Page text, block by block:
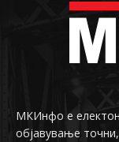
МКИнфо е
објавување